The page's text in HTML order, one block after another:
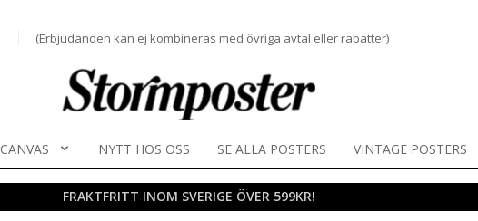
(Erbjudanden kan ej kombineras med övriga avtal eller rabatter)
CANVAS NYTT HOS OSS SE ALLA POSTERS VINTAGE POSTERS
FRAKTFRITT INOM SVERIGE ÖVER 599KR!